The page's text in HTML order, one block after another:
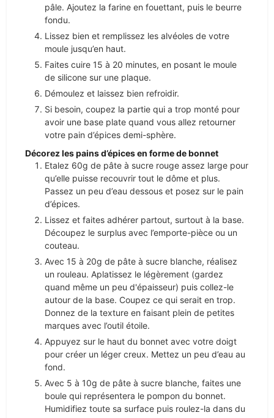
pâle. Ajoutez la farine en fouettant, puis le beurre
fondu.
Lissez bien et remplissez les alvéoles de votre
moule jusqu’en haut.
Faites cuire 15 à 20 minutes, en posant le moule
de silicone sur une plaque.
Démoulez et laissez bien refroidir.
Si besoin, coupez la partie qui a trop monté pour
avoir une base plate quand vous allez retourner
votre pain d’épices demi-sphère.
Décorez les pains d’épices en forme de bonnet
Etalez 60g de pâte à sucre rouge assez large pour
qu’elle puisse recouvrir tout le dôme et plus.
Passez un peu d’eau dessous et posez sur le pain
d’épices.
Lissez et faites adhérer partout, surtout à la base.
Découpez le surplus avec l’emporte-pièce ou un
couteau.
Avec 15 à 20g de pâte à sucre blanche, réalisez
un rouleau. Aplatissez le légèrement (gardez
quand même un peu d'épaisseur) puis collez-le
autour de la base. Coupez ce qui serait en trop.
Donnez de la texture en faisant plein de petites
marques avec l’outil étoile.
Appuyez sur le haut du bonnet avec votre doigt
pour créer un léger creux. Mettez un peu d’eau au
fond.
Avec 5 à 10g de pâte à sucre blanche, faites une
boule qui représentera le pompon du bonnet.
Humidifiez toute sa surface puis roulez-la dans du